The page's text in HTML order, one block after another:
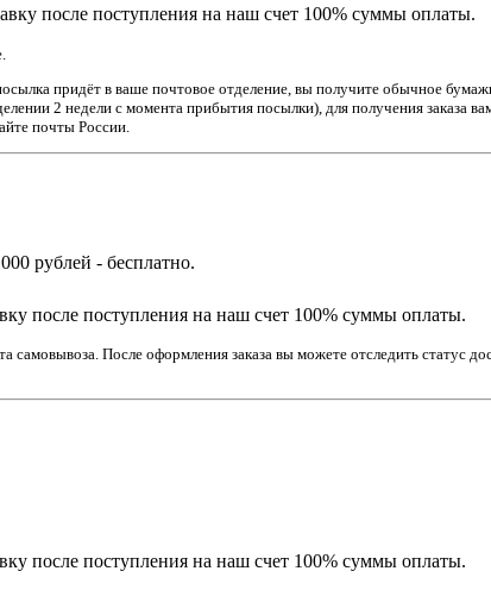
после поступления на наш счет 100% суммы оплаты.
придёт в ваше почтовое отделение, вы получите обычное
2 недели с момента прибытия посылки), для получения заказа
почты России.
рублей - бесплатно.
после поступления на наш счет 100% суммы оплаты.
После оформления заказа вы можете отследить статус
после поступления на наш счет 100% суммы оплаты.